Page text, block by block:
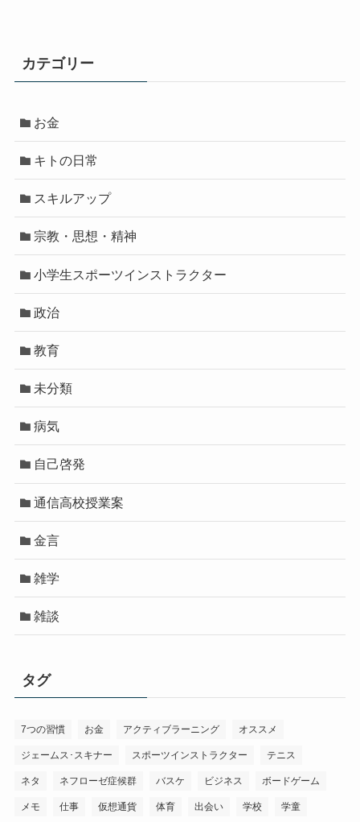
カテゴリー
お金
キトの日常
スキルアップ
宗教・思想・精神
小学生スポーツインストラクター
政治
教育
未分類
病気
自己啓発
通信高校授業案
金言
雑学
雑談
タグ
7つの習慣 お金 アクティブラーニング オススメ
ジェームス･スキナー スポーツインストラクター テニス
ネタ ネフローゼ症候群 バスケ ビジネス ボードゲーム
メモ 仕事 仮想通貨 体育 出会い 学校 学童